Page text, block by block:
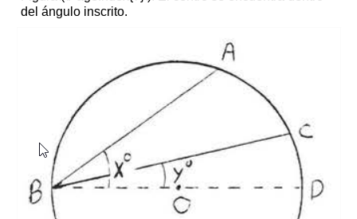
del ángulo inscrito.